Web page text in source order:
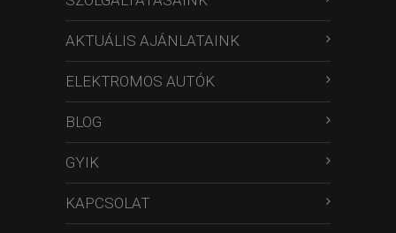
AKTUÁLIS AJÁNLATAINK
ELEKTROMOS AUTÓK
BLOG
GYIK
KAPCSOLAT